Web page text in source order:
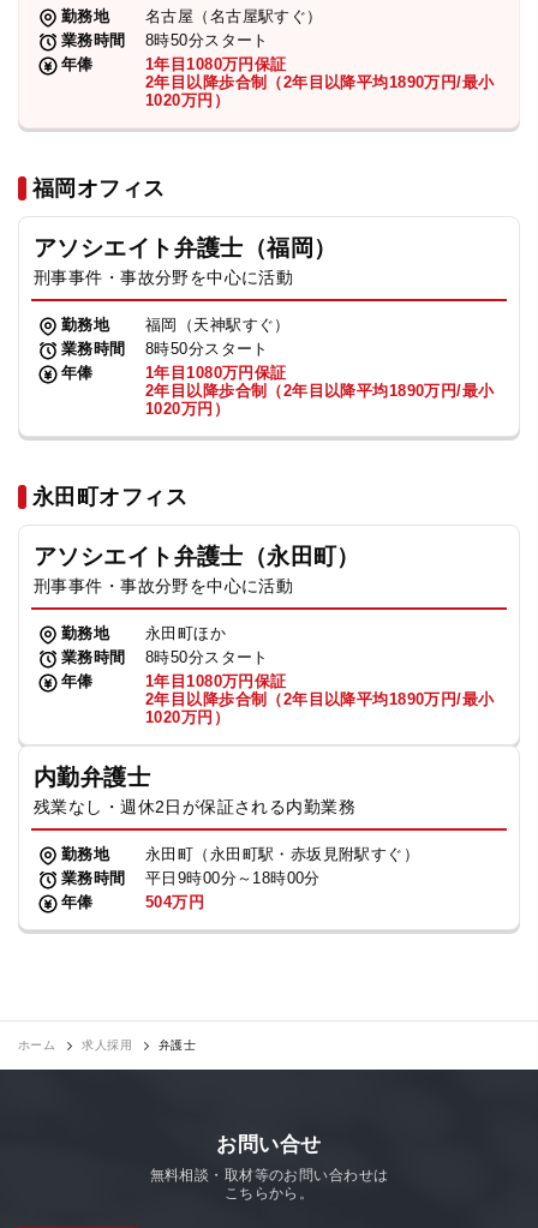
勤務地
名古屋（名古屋駅すぐ）
業務時間
8時50分スタート
年俸
1年目1080万円保証
2年目以降歩合制（2年目以降平均1890万円/最小
1020万円）
福岡オフィス
アソシエイト弁護士（福岡）
刑事事件・事故分野を中心に活動
勤務地
福岡（天神駅すぐ）
業務時間
8時50分スタート
年俸
1年目1080万円保証
2年目以降歩合制（2年目以降平均1890万円/最小
1020万円）
永田町オフィス
アソシエイト弁護士（永田町）
刑事事件・事故分野を中心に活動
勤務地
永田町ほか
業務時間
8時50分スタート
年俸
1年目1080万円保証
2年目以降歩合制（2年目以降平均1890万円/最小
1020万円）
内勤弁護士
残業なし・週休2日が保証される内勤業務
勤務地
永田町（永田町駅・赤坂見附駅すぐ）
業務時間
平日9時00分～18時00分
年俸
504万円
ホーム 求人採用 弁護士
お問い合せ
無料相談・取材等のお問い合わせは
こちらから。